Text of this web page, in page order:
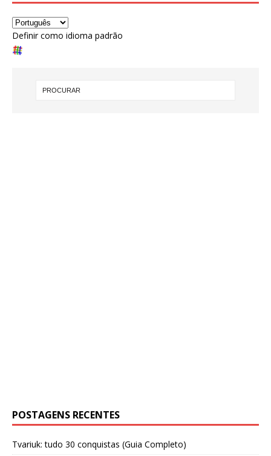
Definir como idioma padrão
POSTAGENS RECENTES
Tvariuk: tudo 30 conquistas (Guia Completo)